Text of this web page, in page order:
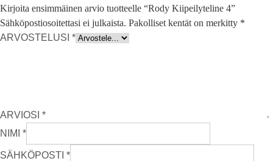
Kirjoita ensimmäinen arvio tuotteelle “Rody Kiipeilyteline 4”
Sähköpostiosoitettasi ei julkaista. Pakolliset kentät on merkitty *
ARVOSTELUSI *
ARVIOSI *
NIMI *
SÄHKÖPOSTI *